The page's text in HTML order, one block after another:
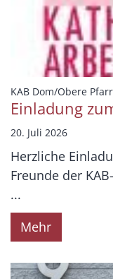
KAB Dom/Obere
Einladung
20. Juli 2026
Herzliche
Freunde der
...
Mehr